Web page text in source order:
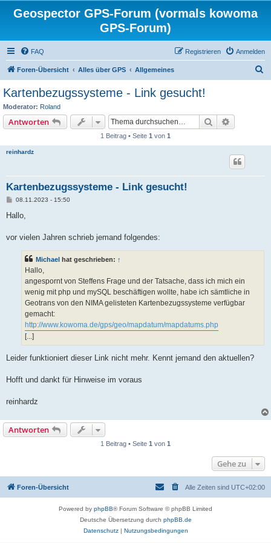
Geospector GPS-Forum (vormals kowoma
GPS-Forum)
FAQ Anmelden
Registrieren
Foren-Übersicht Alles über GPS Allgemeines
Kartenbezugssysteme - Link gesucht!
Moderator: Roland
Antworten Suche
1 Beitrag • Seite 1 von 1
reinhardz
Kartenbezugssysteme - Link gesucht!
B
i
a
08.11.2023 - 15:50
Hallo,
vor vielen Jahren schrieb jemand folgendes:
Michael hat geschrieben: ↑
Hallo,
angespornt von Steffens Frage und der Tatsache, dass ich mich ein
wenig mit php und mySQL beschäftigen wollte, habe ich sämtliche in
Geotrans von den NIMA gelisteten Kartenbezugssysteme verfügbar
gemacht:
http://www.kowoma.de/gps/geo/mapdatum/mapdatums.php
[...]
Leider funktioniert dieser Link nicht mehr. Kennt jemand den aktuellen?
Hofft und dankt für Hinweise im voraus
reinhardz
Antworten
1 Beitrag • Seite 1 von 1
Gehe zu
Foren-Übersicht Alle Zeiten sind UTC+02:00
Powered by phpBB® Forum Software © phpBB Limited
Deutsche Übersetzung durch phpBB.de
Datenschutz| Nutzungsbedingungen